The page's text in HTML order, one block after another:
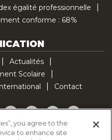
égalité professionnelle
conforme : 68%
Actualités
Scolaire
Contact
PinterestInstagramLinkedInTikTok
you agree to the
to enhance site